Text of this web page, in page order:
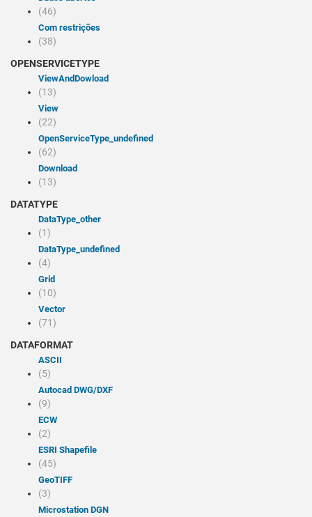
(46)
Com restrições
(38)
OPENSERVICETYPE
viewAndDowload
(13)
view
(22)
openServiceType_undefined
(62)
Download
(13)
DATATYPE
dataType_other
(1)
dataType_undefined
(4)
Grid
(10)
Vector
(71)
DATAFORMAT
ASCII
(5)
Autocad DWG/DXF
(9)
ECW
(2)
ESRI Shapefile
(45)
GeoTIFF
(3)
Microstation DGN